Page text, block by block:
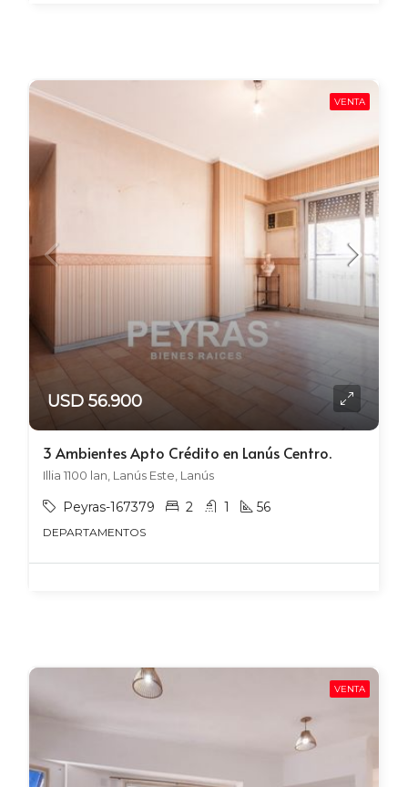
VENTA
USD 56.900
3 Ambientes Apto Crédito en Lanús Centro.
Illia 1100 lan, Lanús Este, Lanús
Peyras-167379 2 1 56
DEPARTAMENTOS
VENTA